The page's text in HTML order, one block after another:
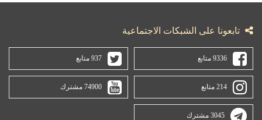
تابعونا على الشبكات الاجتماعية
9336 متابع 937 متابع
214 متابع 74900 مشترك
3045 مشترك